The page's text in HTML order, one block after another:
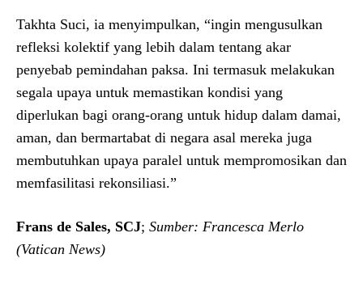
Takhta Suci, ia menyimpulkan, “ingin mengusulkan
refleksi kolektif yang lebih dalam tentang akar
penyebab pemindahan paksa. Ini termasuk melakukan
segala upaya untuk memastikan kondisi yang
diperlukan bagi orang-orang untuk hidup dalam damai,
aman, dan bermartabat di negara asal mereka juga
membutuhkan upaya paralel untuk mempromosikan dan
memfasilitasi rekonsiliasi.”
Frans de Sales, SCJ; Sumber: Francesca Merlo
(Vatican News)